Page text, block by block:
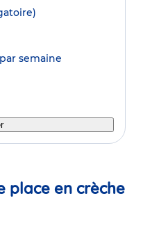
semaine
place en crèche